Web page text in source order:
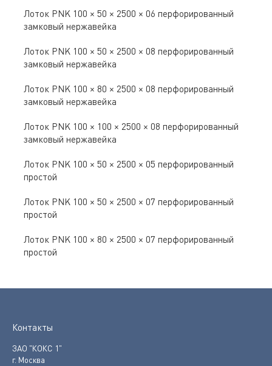
Лоток PNK 100 × 50 × 2500 × 06 перфорированный
замковый нержавейка
Лоток PNK 100 × 50 × 2500 × 08 перфорированный
замковый нержавейка
Лоток PNK 100 × 80 × 2500 × 08 перфорированный
замковый нержавейка
Лоток PNK 100 × 100 × 2500 × 08 перфорированный
замковый нержавейка
Лоток PNK 100 × 50 × 2500 × 05 перфорированный
простой
Лоток PNK 100 × 50 × 2500 × 07 перфорированный
простой
Лоток PNK 100 × 80 × 2500 × 07 перфорированный
простой
Контакты
ЗАО "КОКС 1"
г. Москва